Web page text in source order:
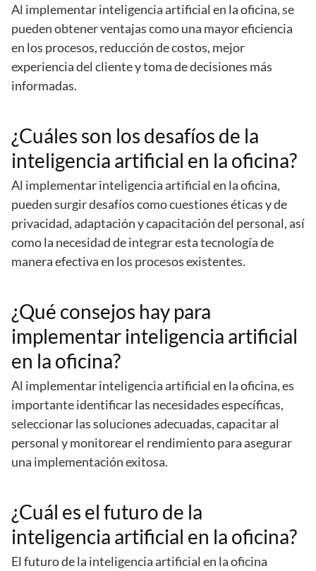
Al implementar inteligencia artificial en la oficina, se
pueden obtener ventajas como una mayor eficiencia
en los procesos, reducción de costos, mejor
experiencia del cliente y toma de decisiones más
informadas.
¿Cuáles son los desafíos de la
inteligencia artificial en la oficina?
Al implementar inteligencia artificial en la oficina,
pueden surgir desafíos como cuestiones éticas y de
privacidad, adaptación y capacitación del personal, así
como la necesidad de integrar esta tecnología de
manera efectiva en los procesos existentes.
¿Qué consejos hay para
implementar inteligencia artificial
en la oficina?
Al implementar inteligencia artificial en la oficina, es
importante identificar las necesidades específicas,
seleccionar las soluciones adecuadas, capacitar al
personal y monitorear el rendimiento para asegurar
una implementación exitosa.
¿Cuál es el futuro de la
inteligencia artificial en la oficina?
El futuro de la inteligencia artificial en la oficina